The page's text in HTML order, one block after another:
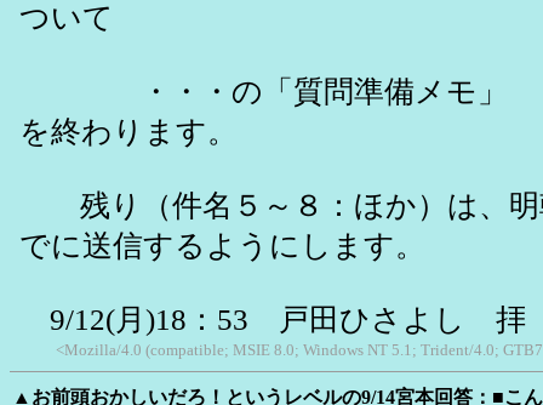
ついて
・・・の「質問準備メモ」
を終わります。
残り（件名５～８：ほか）は、明
でに送信するようにします。
9/12(月)18：53 戸田ひさよし 拝
<Mozilla/4.0 (compatible; MSIE 8.0; Windows NT 5.1; Trident/4.0;
▲お前頭おかしいだろ！というレベルの9/14宮本回答：■こ